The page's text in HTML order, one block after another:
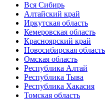
Вся Сибирь
Алтайский край
Иркутская область
Кемеровская область
Красноярский край
Новосибирская область
Омская область
Республика Алтай
Республика Тыва
Республика Хакасия
Томская область